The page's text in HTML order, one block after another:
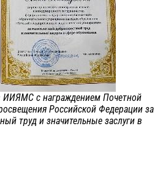
ИИЯМС с награждением Почетной
Российской Федерации за
труд и значительные заслуги в